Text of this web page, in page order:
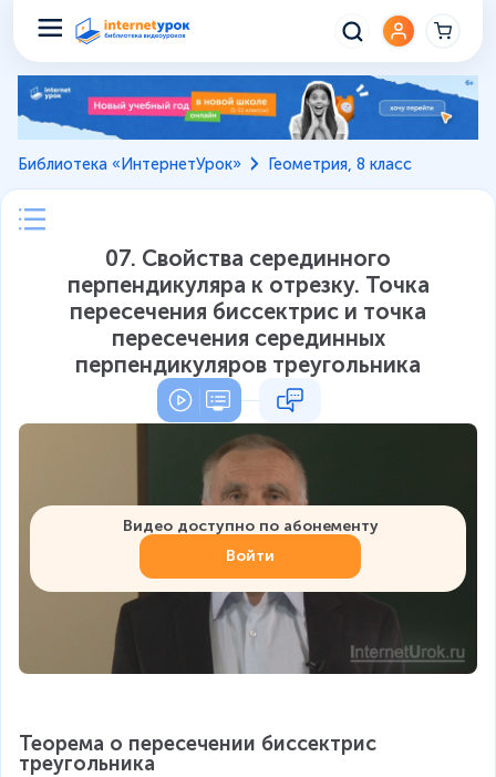
Библиотека «ИнтернетУрок» Геометрия, 8 класс
07. Свойства серединного
перпендикуляра к отрезку. Точка
пересечения биссектрис и точка
пересечения серединных
перпендикуляров треугольника
Видео доступно по абонементу
Войти
Теорема о пересечении биссектрис
треугольника